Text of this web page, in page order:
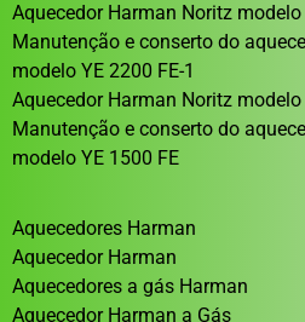
Aquecedor Harman Noritz modelo
Manutenção e conserto do
modelo YE 2200 FE-1
Aquecedor Harman Noritz modelo
Manutenção e conserto do
modelo YE 1500 FE
Aquecedores Harman
Aquecedor Harman
Aquecedores a gás Harman
Aquecedor Harman a Gás